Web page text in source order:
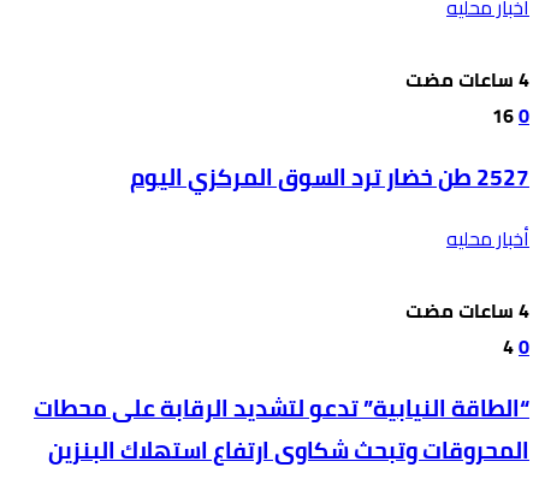
0
16
2527 طن خضار ترد السوق المركزي اليوم
أخبار محليه
0
4
“الطاقة النيابية” تدعو لتشديد الرقابة على محطات
المحروقات وتبحث شكاوى ارتفاع استهلاك البنزين